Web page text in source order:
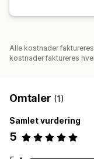
Alle kostnader
kostnader faktureres
Omtaler (1)
Samlet vurdering
5